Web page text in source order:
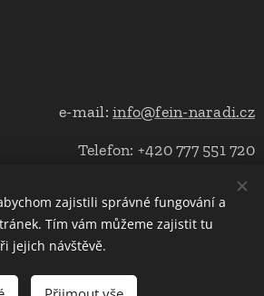
Do košíku
e-mail:info@fein-naradi.cz
Telefon: +420 777 551 720
Cookies
zajistili správné fungování a
Tím vám můžeme zajistit tu
jejich návštěvě.